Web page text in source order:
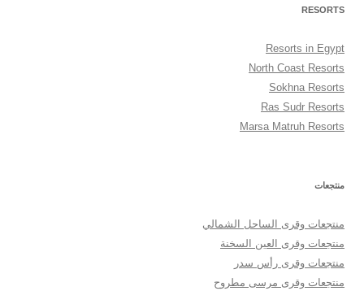
RESORTS
Resorts in Egypt
North Coast Resorts
Sokhna Resorts
Ras Sudr Resorts
Marsa Matruh Resorts
منتجعات
منتجعات وقرى الساحل الشمالي
منتجعات وقرى العين السخنة
منتجعات وقرى رأس سدر
منتجعات وقرى مرسى مطروح